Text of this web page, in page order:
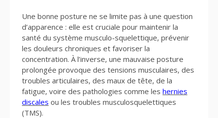
Une bonne posture ne se limite pas à une question
d’apparence : elle est cruciale pour maintenir la
santé du système musculo-squelettique, prévenir
les douleurs chroniques et favoriser la
concentration. À l’inverse, une mauvaise posture
prolongée provoque des tensions musculaires, des
troubles articulaires, des maux de tête, de la
fatigue, voire des pathologies comme les hernies
discales ou les troubles musculosquelettiques
(TMS).